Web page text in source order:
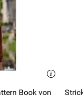
Book von